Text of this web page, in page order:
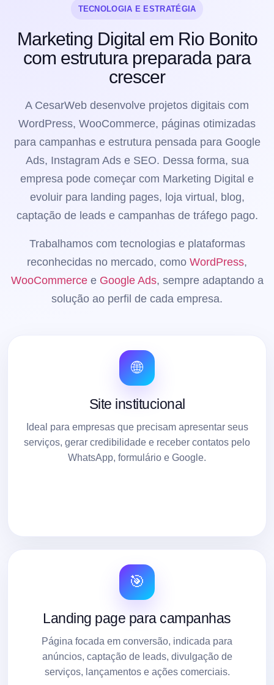
TECNOLOGIA E ESTRATÉGIA
Marketing Digital em Rio Bonito
com estrutura preparada para
crescer
A CesarWeb desenvolve projetos digitais com
WordPress, WooCommerce, páginas otimizadas
para campanhas e estrutura pensada para Google
Ads, Instagram Ads e SEO. Dessa forma, sua
empresa pode começar com Marketing Digital e
evoluir para landing pages, loja virtual, blog,
captação de leads e campanhas de tráfego pago.
Trabalhamos com tecnologias e plataformas
reconhecidas no mercado, como WordPress,
WooCommercee Google Ads, sempre adaptando a
solução ao perfil de cada empresa.
🌐
Site institucional
Ideal para empresas que precisam apresentar seus
serviços, gerar credibilidade e receber contatos pelo
WhatsApp, formulário e Google.
🎯
Landing page para campanhas
Página focada em conversão, indicada para
anúncios, captação de leads, divulgação de
serviços, lançamentos e ações comerciais.